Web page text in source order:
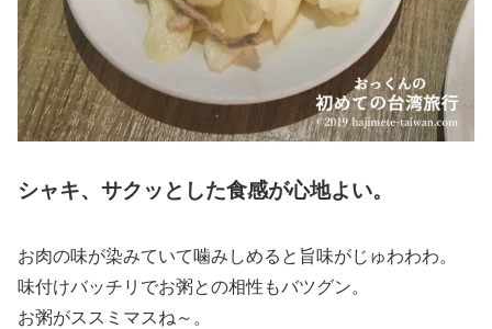
シャキ、サクッとした食感が心地よい。
お肉の味が染みていて噛みしめると旨味がじゅわわわ。
味付けバッチリでお粥との相性もバツグン。
お粥がススミマスね～。